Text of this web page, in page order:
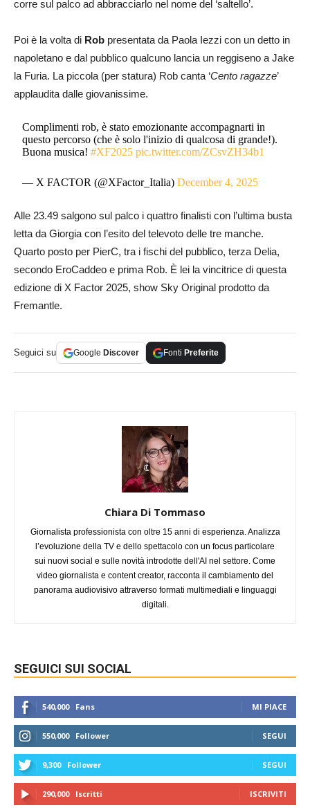
corre sul palco ad abbracciarlo nel nome del ‘saltello’.
Poi è la volta di Rob presentata da Paola Iezzi con un detto in
napoletano e dal pubblico qualcuno lancia un reggiseno a Jake
la Furia. La piccola (per statura) Rob canta ‘Cento ragazze’
applaudita dalle giovanissime.
Complimenti rob, è stato emozionante accompagnarti in
questo percorso (che è solo l'inizio di qualcosa di grande!).
Buona musica!#XF2025 pic.twitter.com/ZCsvZH34b1
— X FACTOR (@XFactor_Italia)December 4, 2025
Alle 23.49 salgono sul palco i quattro finalisti con l’ultima busta
letta da Giorgia con l’esito del televoto delle tre manche.
Quarto posto per PierC, tra i fischi del pubblico, terza Delia,
secondo EroCaddeo e prima Rob. È lei la vincitrice di questa
edizione di X Factor 2025, show Sky Original prodotto da
Fremantle.
Seguici su Google Discover Fonti Preferite
Chiara Di Tommaso
Giornalista professionista con oltre 15 anni di esperienza. Analizza
l’evoluzione della TV e dello spettacolo con un focus particolare
sui nuovi social e sulle novità introdotte dell'AI nel settore. Come
video giornalista e content creator, racconta il cambiamento del
panorama audiovisivo attraverso formati multimediali e linguaggi
digitali.
SEGUICI SUI SOCIAL
540,000 Fans MI PIACE
550,000 Follower SEGUI
9,300 Follower SEGUI
290,000 Iscritti ISCRIVITI